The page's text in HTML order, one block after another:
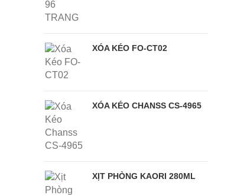
XÓA KÉO FO-CT02
XÓA KÉO CHANSS CS-4965
XỊT PHÒNG KAORI 280ML